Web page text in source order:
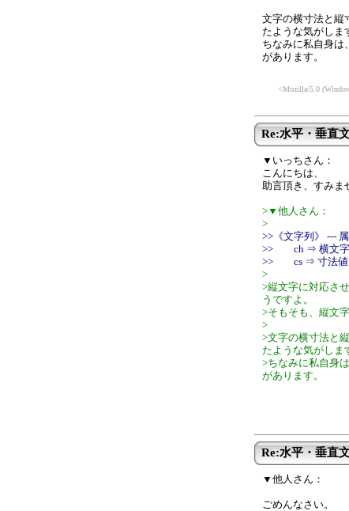
文字の横寸法と縦
たような気がしま
ちなみに私自身は
があります。
<Mozilla/5.0
Re:水平・垂直
▼いっちさん：
こんにちは、
助言頂き、すみま
>▼他人さん：
>
>>《文字列》 ---
>> ch ⇒ 横文字
>> cs ⇒ 寸法値
>
>縦文字に対応さ
うですよ。
>そもそも、縦文
>
>文字の横寸法と
たような気がしま
>ちなみに私自身
があります。
Re:水平・垂直
▼他人さん：
ごめんなさい。